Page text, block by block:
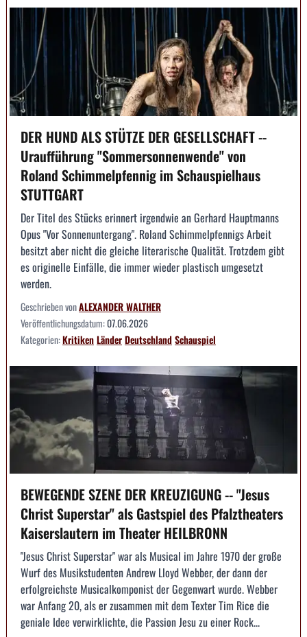
DER HUND ALS STÜTZE DER GESELLSCHAFT --
Uraufführung "Sommersonnenwende" von
Roland Schimmelpfennig im Schauspielhaus
STUTTGART
Der Titel des Stücks erinnert irgendwie an Gerhard Hauptmanns
Opus "Vor Sonnenuntergang". Roland Schimmelpfennigs Arbeit
besitzt aber nicht die gleiche literarische Qualität. Trotzdem gibt
es originelle Einfälle, die immer wieder plastisch umgesetzt
werden.
Geschrieben vonALEXANDER WALTHER
Veröffentlichungsdatum:07.06.2026
Kategorien:KritikenLänderDeutschlandSchauspiel
BEWEGENDE SZENE DER KREUZIGUNG -- "Jesus
Christ Superstar" als Gastspiel des Pfalztheaters
Kaiserslautern im Theater HEILBRONN
"Jesus Christ Superstar" war als Musical im Jahre 1970 der große
Wurf des Musikstudenten Andrew Lloyd Webber, der dann der
erfolgreichste Musicalkomponist der Gegenwart wurde. Webber
war Anfang 20, als er zusammen mit dem Texter Tim Rice die
geniale Idee verwirklichte, die Passion Jesu zu einer Rock...